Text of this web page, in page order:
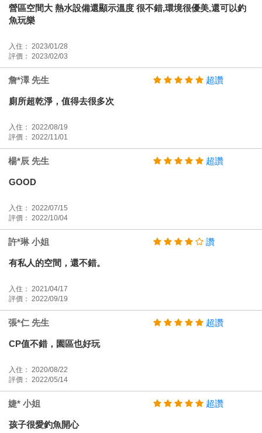
營區空間大 熱水設備還顯示溫度 很不錯,環境很優美,還可以釣
魚玩樂
入住： 2023/01/28
評價： 2023/02/03
詹*澤 先生 超讚
廁所超乾淨，值得去很多次
入住： 2022/08/19
評價： 2022/11/01
楊*辰 先生 超讚
GOOD
入住： 2022/07/15
評價： 2022/10/04
許*琳 小姐 讚
有私人的空間，還不錯。
入住： 2021/04/17
評價： 2022/09/19
張*仁 先生 超讚
CP值不錯，園區也好玩
入住： 2020/08/22
評價： 2022/05/14
婕* 小姐 超讚
孩子很愛釣魚開心